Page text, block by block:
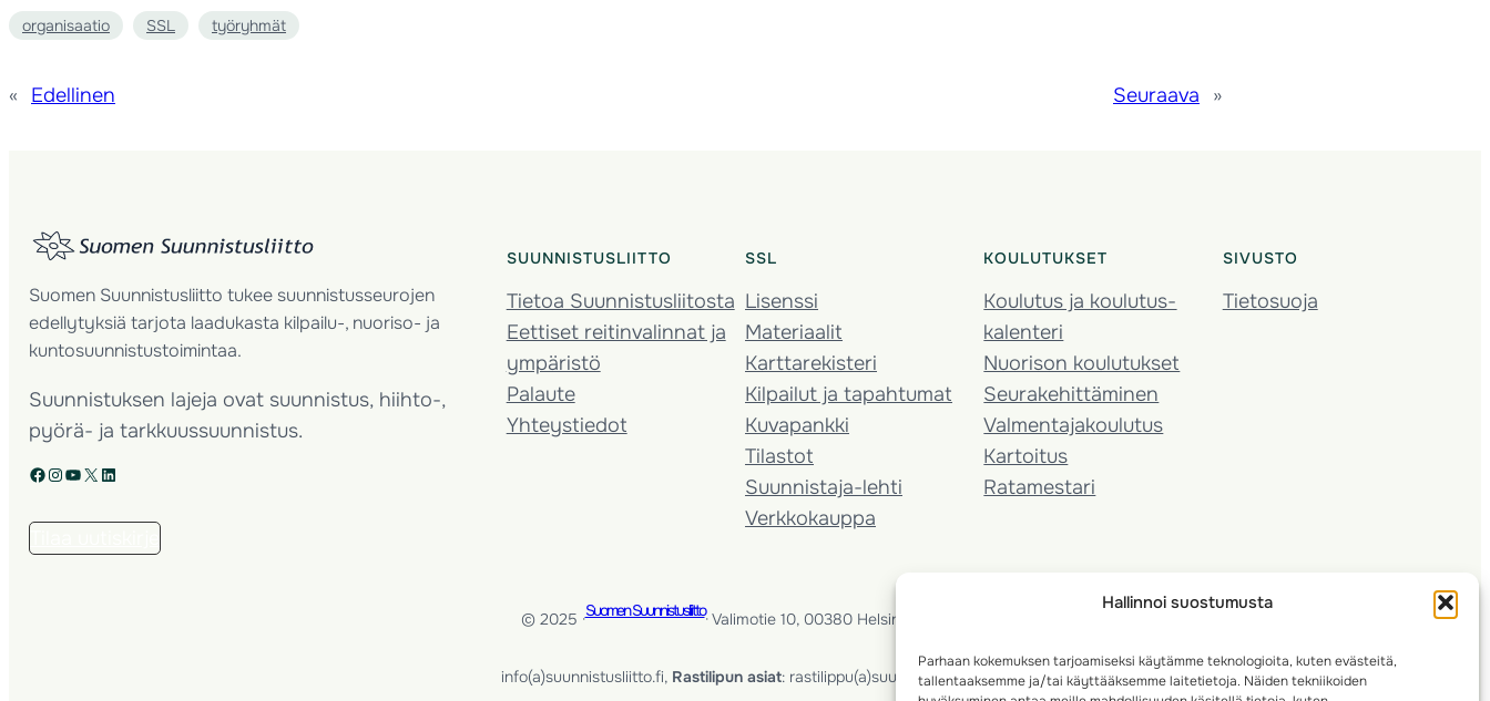
Hallinnoi suostumusta
Parhaan kokemuksen tarjoamiseksi käytämme teknologioita, kuten evästeitä,
tallentaaksemme ja/tai käyttääksemme laitetietoja. Näiden tekniikoiden
organisaatio SSL työryhmät
« Edellinen Seuraava »
Suomen Suunnistusliitto tukee suunnistusseurojen
edellytyksiä tarjota laadukasta kilpailu-, nuoriso- ja
kuntosuunnistustoimintaa.
Suunnistuksen lajeja ovat suunnistus, hiihto-,
pyörä- ja tarkkuussuunnistus.
Facebook Instagram YouTube X LinkedIn
SUUNNISTUSLIITTO
Tietoa Suunnistusliitosta
Eettiset reitinvalinnat ja
ympäristö
Palaute
Yhteystiedot
SSL
Lisenssi
Materiaalit
Karttarekisteri
Kilpailut ja tapahtumat
Kuvapankki
Tilastot
Suunnistaja-lehti
Verkkokauppa
KOULUTUKSET
Koulutus ja koulutus­
kalenteri
Nuorison koulutukset
Seura­kehittäminen
Valmentaja­koulutus
Kartoitus
Ratamestari
SIVUSTO
Tietosuoja
© 2025 ·Suomen Suunnistusliitto· Valimotie 10, 00380 Helsinki, Finland
info(a)suunnistusliitto.fi, Rastilipun asiat: rastilippu(a)suunnistusliitto.fi